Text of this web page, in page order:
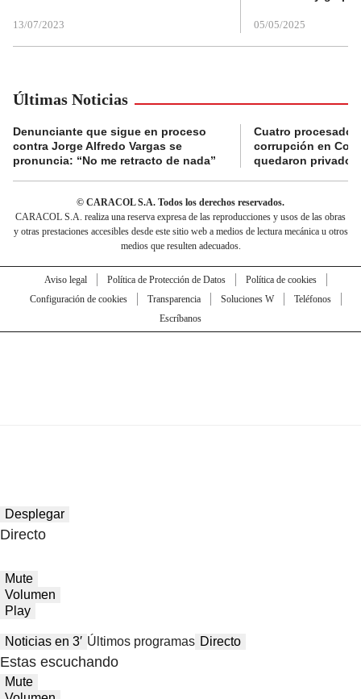
13/07/2023 05/05/2025
Últimas Noticias
Denunciante que sigue en proceso
contra Jorge Alfredo Vargas se
pronuncia: “No me retracto de nada”
Cuatro
corrupción en
quedaron
© CARACOL S.A. Todos los derechos reservados.
CARACOL S.A. realiza una reserva expresa de las reproducciones y usos de las obras
y otras prestaciones accesibles desde este sitio web a medios de lectura mecánica u otros
medios que resulten adecuados.
Aviso legal Política de Protección de Datos
Política de cookies
Configuración de cookies
Transparencia Soluciones W
Teléfonos
Escríbanos
Desplegar
Directo
Mute
Volumen
Play
Noticias en 3′ Últimos programas Directo
Estas escuchando
Mute